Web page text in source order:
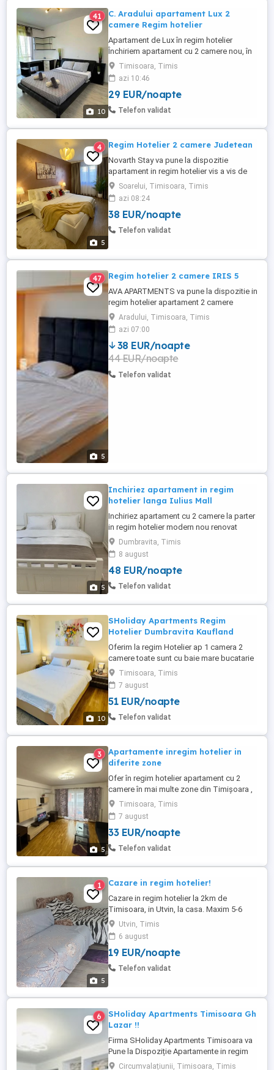
10
41
C. Aradului apartament Lux 2
camere Regim hotelier
Apartament de Lux în regim hotelier
Închiriem apartament cu 2 camere nou, în
bloc nou, zona Aradului aproape de Iulius
mall și Amazonia Parcare publică 1
dormitor cu pat dublu 2 persoane 1 living
cu canapea extensibila Pt 2 persoane 1
baie 1 bucătărie Complet mobilat utilat
Timisoara, Timis
azi 10:46
29 EUR/noapte
Telefon validat
5
4 Regim Hotelier 2 camere Judetean
Novarth Stay va pune la dispozitie
apartament in regim hotelier vis a vis de
spitalul Judetean si 2 minute de
McDonald s. Apartamentul este compus
dintr-un dormitor cu pat matrimonial,
living, bucatarie si baie. Complet mobilat
si utilat cu toate dotarile necesare pentru
Soarelui, Timisoara, Timis
azi 08:24
38 EUR/noapte
Telefon validat
5
47 Regim hotelier 2 camere IRIS 5
AVA APARTMENTS va pune la dispozitie in
regim hotelier apartament 2 camere
decomandat, complet echipat si mobilat,
in complex rezidential IRIS, aproape de
Iulius Town. Pentru decont oferim e-
Factura. Pretul afisat este pentru minim 5
nopti de cazare.
Aradului, Timisoara, Timis
azi 07:00
38 EUR/noapte
44 EUR/noapte
Telefon validat
5
Inchiriez apartament in regim
hotelier langa Iulius Mall
Inchiriez apartament cu 2 camere la parter
in regim hotelier modern nou renovat
mobilat la 200 metri de Iulius Mall si la 5
min de centrul orasului pret 250 ron pe zi
.Aleea Ionel Perlea.
Dumbravita, Timis
8 august
48 EUR/noapte
Telefon validat
10
SHoliday Apartments Regim
Hotelier Dumbravita Kaufland
Oferim la regim Hotelier ap 1 camera 2
camere toate sunt cu baie mare bucatarie
mare balcon hol mare totul este cu gust
acum in Zona Nord Timisoara Calea
Lipovei Gheorghe Lazar si Dumbravita la
Parter cu parcare in fața geamului ...
locatie perfecta Iulius mall aproape
Timisoara, Timis
7 august
51 EUR/noapte
Telefon validat
5
3
Apartamente inregim hotelier in
diferite zone
Ofer în regim hotelier apartament cu 2
camere în mai multe zone din Timișoara ,
apartamentele sunt utilate și mobilate la
nivel de lux , preț 175 ron Disponibil pentru
închiriere pe termen scurt zilnic weekend
Bucură-te de confortul unei locuințe
moderne, complet mobilate și utilate,
Timisoara, Timis
7 august
33 EUR/noapte
Telefon validat
5
1 Cazare in regim hotelier!
Cazare in regim hotelier la 2km de
Timisoara, in Utvin, la casa. Maxim 5-6
persoane. Dormitor, bucatarie si baie. 50
lei de persoană pe noapte.
Utvin, Timis
6 august
19 EUR/noapte
Telefon validat
6
SHoliday Apartments Timisoara Gh
Lazar !!
Firma SHoliday Apartments Timisoara va
Pune la Dispoziție Apartamente in regim
Hotelier de la : 1 camera la 2 camere sau 3
Circumvalațiunii, Timisoara, Timis